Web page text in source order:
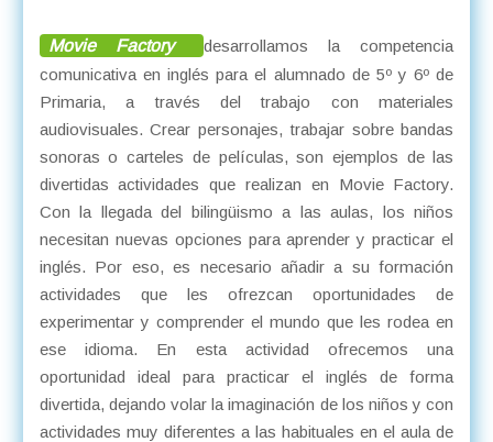
Movie Factory
desarrollamos la competencia
comunicativa en inglés para el alumnado de 5º y 6º de
Primaria, a través del trabajo con materiales
audiovisuales. Crear personajes, trabajar sobre bandas
sonoras o carteles de películas, son ejemplos de las
divertidas actividades que realizan en Movie Factory.
Con la llegada del bilingüismo a las aulas, los niños
necesitan nuevas opciones para aprender y practicar el
inglés. Por eso, es necesario añadir a su formación
actividades que les ofrezcan oportunidades de
experimentar y comprender el mundo que les rodea en
ese idioma. En esta actividad ofrecemos una
oportunidad ideal para practicar el inglés de forma
divertida, dejando volar la imaginación de los niños y con
actividades muy diferentes a las habituales en el aula de